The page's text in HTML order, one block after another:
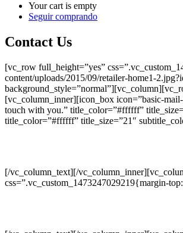
Your cart is empty
Seguir comprando
Contact Us
[vc_row full_height=”yes”
content/uploads/2015/09/retailer-home1-
[vc_column_inner][icon_box icon=”basic-
touch with you.” title_color=”#ffffff”
title_color=”#ffffff” title_size=”21″
[/vc_column_text][/
css=”.vc_custom_1473247029219{margin-